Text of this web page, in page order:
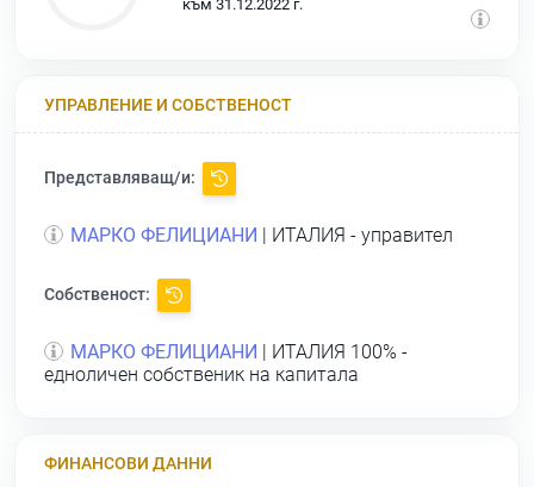
към 31.12.2022 г.
УПРАВЛЕНИЕ И СОБСТВЕНОСТ
Представляващ/и:
МАРКО ФЕЛИЦИАНИ | ИТАЛИЯ - управител
Собственост:
МАРКО ФЕЛИЦИАНИ
| ИТАЛИЯ 100% -
едноличен собственик на капитала
ФИНАНСОВИ ДАННИ